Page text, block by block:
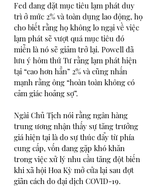
Fed đang đặt mục tiêu lạm phát duy
trì ở mức 2% và toàn dụng lao động, họ
cho biết rằng họ không lo ngại về việc
lạm phát sẽ vượt quá mục tiêu đó
miễn là nó sẽ giảm trở lại. Powell đã
lưu ý hôm thứ Tư rằng lạm phát hiện
tại “cao hơn hẳn” 2% và cũng nhấn
mạnh rằng ông “hoàn toàn không có
cảm giác hoảng sợ”.
Ngài Chủ Tịch nói rằng ngân hàng
trung ương nhận thấy sự tăng trưởng
giá hiện tại là do sự thúc đẩy từ phía
cung cấp, vốn đang gặp khó khăn
trong việc xử lý nhu cầu tăng đột biến
khi xã hội Hoa Kỳ mở cửa lại sau đợt
giãn cách do đại dịch COVID-19.